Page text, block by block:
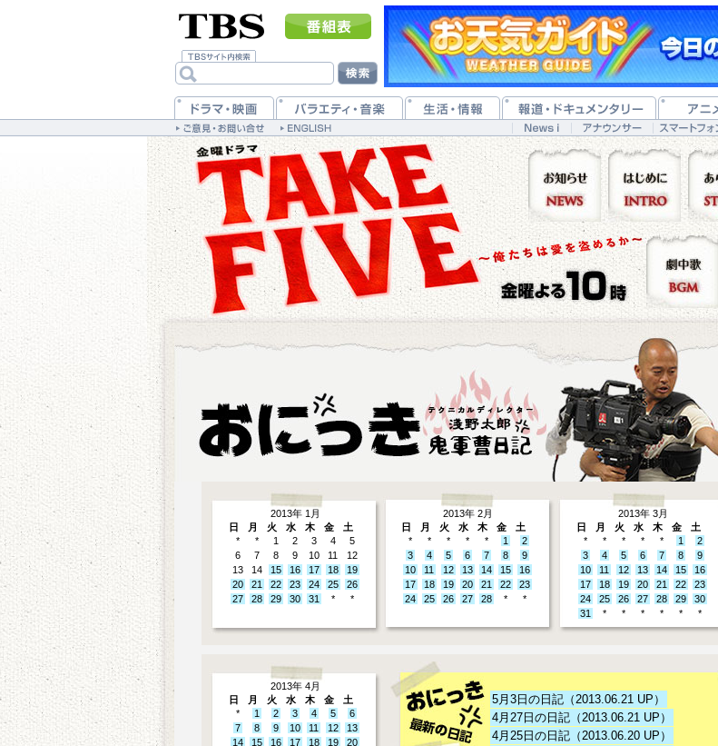
2013年 1月
日
月 火 水 木 金
土
*
* 1 2 3 4
5
6
7 8 9 10 11
12
13
14 15 16 17 18
19
20
21 22 23 24 25
26
27
28 29 30 31 * *
2013年 2月
日
月 火 水 木 金
土
*
* * * * 1
2
3
4 5 6 7 8
9
10
11 12 13 14 15
16
17
18 19 20 21 22
23
24
25 26 27 28 * *
2013年 3月
日
月 火 水 木 金
土
*
* * * * 1
2
3
4 5 6 7 8
9
10
11 12 13 14 15
16
17
18 19 20 21 22
23
24
25 26 27 28 29
30
31
* * * * * *
2013年 4月
日
月 火 水 木 金
土
*
1 2 3 4 5
6
7
8 9 10 11 12
13
14
15 16 17 18 19
20
5月3日の日記（2013.06.21 UP）
4月27日の日記（2013.06.21 UP）
4月25日の日記（2013.06.20 UP）